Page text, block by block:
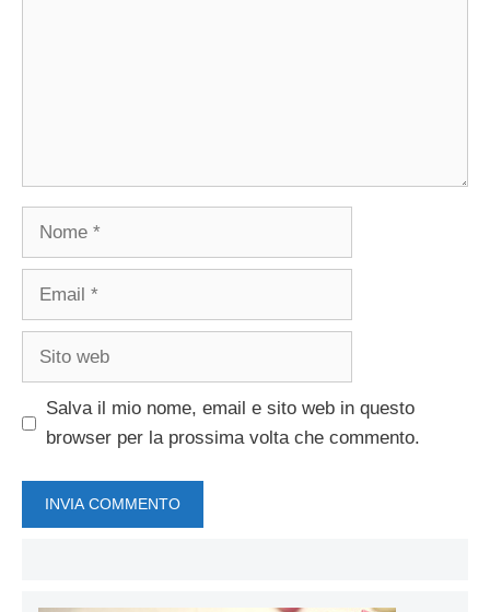
Nome
Email
Sito
Salva il mio nome, email e sito web in questo
browser per la prossima volta che commento.